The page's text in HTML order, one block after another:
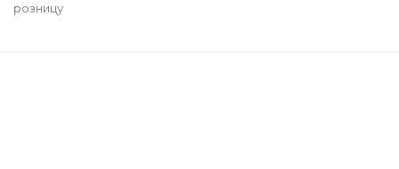
розницу